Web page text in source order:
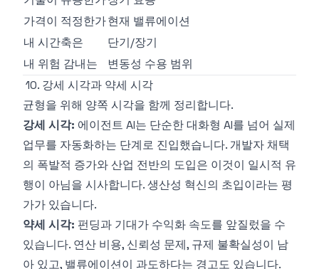
가격이 적정한가현재 밸류에이션
내 시간축은
단기/장기
내 위험 감내는
변동성 수용 범위
10. 강세 시각과 약세 시각
균형을 위해 양쪽 시각을 함께 정리합니다.
강세 시각: 에이전트 AI는 단순한 대화형 AI를 넘어 실제
업무를 자동화하는 단계로 진입했습니다. 개발자 채택
의 폭발적 증가와 산업 전반의 도입은 이것이 일시적 유
행이 아님을 시사합니다. 생산성 혁신의 초입이라는 평
가가 있습니다.
약세 시각: 펀딩과 기대가 수익화 속도를 앞질렀을 수
있습니다. 연산 비용, 신뢰성 문제, 규제 불확실성이 남
아 있고, 밸류에이션이 과도하다는 경고도 있습니다.